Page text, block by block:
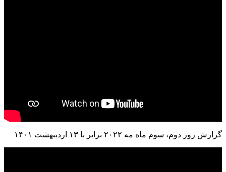
گزارش روز دوم، سوم ماه مه ۲۰۲۲ برابر با ۱۳ اردیبهشت ۱۴۰۱